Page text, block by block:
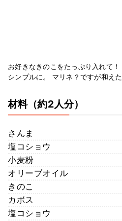
お好きなきのこをたっぷり入れて
シンプルに。 マリネ？ですが和え
材料（約2人分）
さんま
塩コショウ
小麦粉
オリーブオイル
きのこ
カボス
塩コショウ